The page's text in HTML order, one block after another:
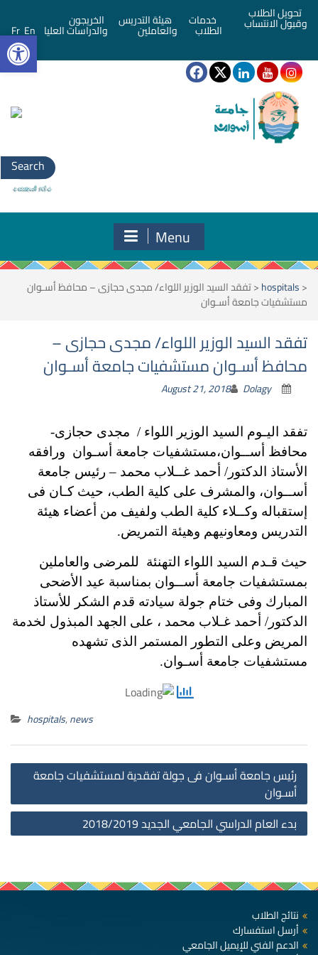
تحويل الطلاب
وقبول الانتساب خدمات
الطلاب
هيئة التدريس
والعاملين
الخريجون
والدراسات العليا En
Fr
Search
for:
Menu
<
hospitals
<تفقد السيد الوزير اللواء/ مجدى حجازى – محافظ أسـوان
مستشفيات جامعة أسـوان
تفقد السيد الوزير اللواء/ مجدى حجازى –
محافظ أسـوان مستشفيات جامعة أسـوان
August 21, 2018 Dolagy
تفقد اليـوم السيد الوزير اللواء / مجدى حجازى-
محافظ أســوان،مستشفيات جامعة أسـوان ورافقه
الأستاذ الدكتور/ أحمد غــلاب محمد – رئيس جامعة
أســوان، والمشرف على كلية الطب، حيث كـان فى
إستقباله وكــلاء كلية الطب ولفيف من أعضاء هيئة
التدريس ومعاونيهم وهيئة التمريض.
حيث قـدم السيد اللواء التهنئة للمرضى والعاملين
بمستشفيات جامعة أســوان بمناسبة عيد الأضحى
المبارك وفى ختام جولة سيادته قدم الشكر للأستاذ
الدكتور/ أحمد غـلاب محمد ، على الجهد المبذول لخدمة
المريض وعلى التطور المستمر الذى تشهده
مستشفيات جامعة أسـوان.
hospitals,news
رئيس جامعة أسـوان فى جولة تفقدية لمستشفيات جامعة
أسـوان
بدء العام الدراسي الجامعي الجديد 2018/2019
نتائج الطلاب
أرسل استفسارك
الدعم الفني للإيميل الجامعي